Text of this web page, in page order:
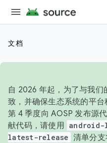
文档
自 2026 年起，为了与我
致，并确保生态系统的平
第 4 季度向 AOSP 发布源
献代码，请使用
latest-release 清单分